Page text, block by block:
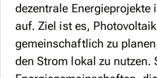
dezentrale Energieprojekte
auf. Ziel ist es,
gemeinschaftlich zu
den Strom lokal zu nutzen.